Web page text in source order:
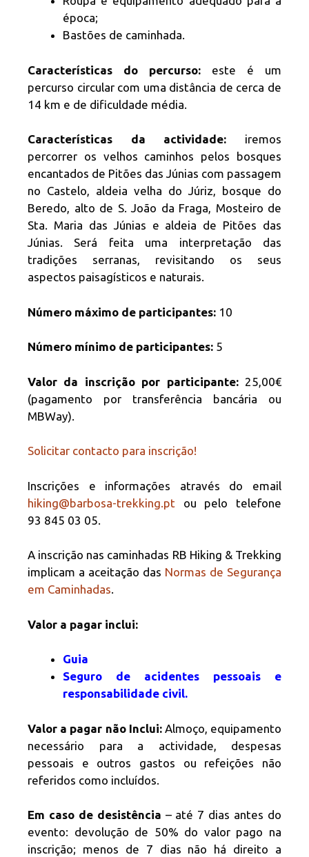
época;
Bastões de caminhada.
Características do percurso: este é um
percurso circular com uma distância de cerca de
14 km e de dificuldade média.
Características da actividade: iremos
percorrer os velhos caminhos pelos bosques
encantados de Pitões das Júnias com passagem
no Castelo, aldeia velha do Júriz, bosque do
Beredo, alto de S. João da Fraga, Mosteiro de
Sta. Maria das Júnias e aldeia de Pitões das
Júnias. Será feita uma interpretação das
tradições serranas, revisitando os seus
aspectos paisagísticos e naturais.
Número máximo de participantes: 10
Número mínimo de participantes: 5
Valor da inscrição por participante:25,00€
(pagamento por transferência bancária ou
MBWay).
Solicitar contacto para inscrição!
Inscrições e informações através do email
hiking@barbosa-trekking.pt ou pelo telefone
93 845 03 05.
A inscrição nas caminhadas RB Hiking & Trekking
implicam a aceitação das Normas de Segurança
em Caminhadas.
Valor a pagar inclui:
Guia
Seguro de acidentes pessoais e
responsabilidade civil.
Valor a pagar não Inclui:Almoço, equipamento
necessário para a actividade, despesas
pessoais e outros gastos ou refeições não
referidos como incluídos.
Em caso de desistência – até 7 dias antes do
evento: devolução de 50% do valor pago na
inscrição; menos de 7 dias não há direito a